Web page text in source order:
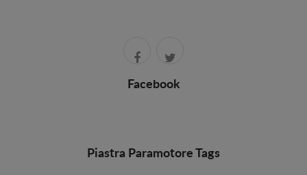
Facebook
Piastra Paramotore Tags